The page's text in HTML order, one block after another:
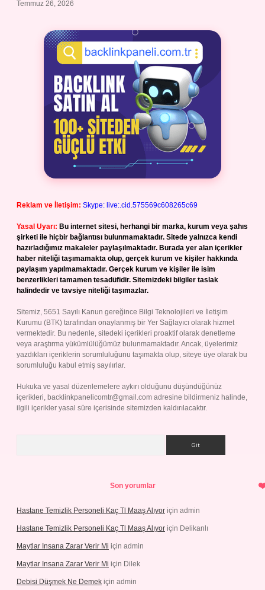
Temmuz 26, 2026
Reklam ve İletişim: Skype: live:.cid.575569c608265c69
Yasal Uyarı: Bu internet sitesi, herhangi bir marka, kurum veya şahıs
şirketi ile hiçbir bağlantısı bulunmamaktadır. Sitede yalnızca kendi
hazırladığımız makaleler paylaşılmaktadır. Burada yer alan içerikler
haber niteliği taşımamakta olup, gerçek kurum ve kişiler hakkında
paylaşım yapılmamaktadır. Gerçek kurum ve kişiler ile isim
benzerlikleri tamamen tesadüfidir. Sitemizdeki bilgiler taslak
halindedir ve tavsiye niteliği taşımazlar.
Sitemiz, 5651 Sayılı Kanun gereğince Bilgi Teknolojileri ve İletişim
Kurumu (BTK) tarafından onaylanmış bir Yer Sağlayıcı olarak hizmet
vermektedir. Bu nedenle, sitedeki içerikleri proaktif olarak denetleme
veya araştırma yükümlülüğümüz bulunmamaktadır. Ancak, üyelerimiz
yazdıkları içeriklerin sorumluluğunu taşımakta olup, siteye üye olarak bu
sorumluluğu kabul etmiş sayılırlar.
Hukuka ve yasal düzenlemelere aykırı olduğunu düşündüğünüz
içerikleri, backlinkpanelicomtr@gmail.com adresine bildirmeniz halinde,
ilgili içerikler yasal süre içerisinde sitemizden kaldırılacaktır.
Son yorumlar
Hastane Temizlik Personeli Kaç Tl Maaş Alıyor için admin
Hastane Temizlik Personeli Kaç Tl Maaş Alıyor için Delikanlı
Maytlar Insana Zarar Verir Mi için admin
Maytlar Insana Zarar Verir Mi için Dilek
Debisi Düşmek Ne Demek için admin